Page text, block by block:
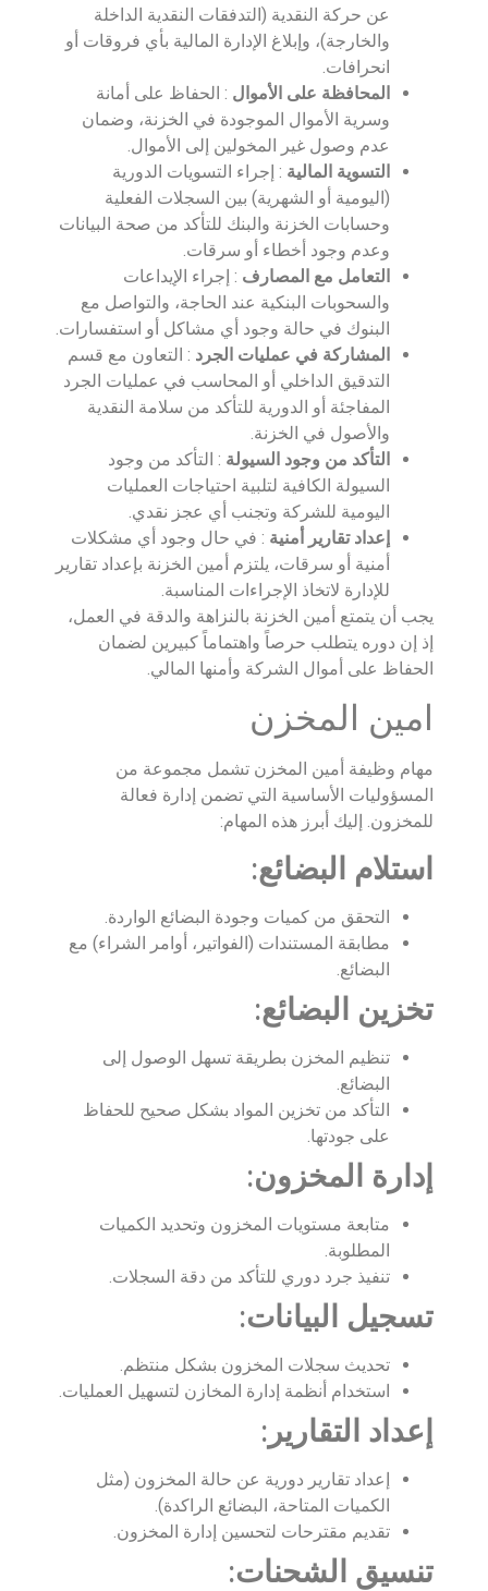
عن حركة النقدية (التدفقات النقدية الداخلة
والخارجة)، وإبلاغ الإدارة المالية بأي فروقات أو
انحرافات.
المحافظة على الأموال : الحفاظ على أمانة
وسرية الأموال الموجودة في الخزنة، وضمان
عدم وصول غير المخولين إلى الأموال.
التسوية المالية : إجراء التسويات الدورية
(اليومية أو الشهرية) بين السجلات الفعلية
وحسابات الخزنة والبنك للتأكد من صحة البيانات
وعدم وجود أخطاء أو سرقات.
التعامل مع المصارف : إجراء الإيداعات
والسحوبات البنكية عند الحاجة، والتواصل مع
البنوك في حالة وجود أي مشاكل أو استفسارات.
المشاركة في عمليات الجرد : التعاون مع قسم
التدقيق الداخلي أو المحاسب في عمليات الجرد
المفاجئة أو الدورية للتأكد من سلامة النقدية
والأصول في الخزنة.
التأكد من وجود السيولة : التأكد من وجود
السيولة الكافية لتلبية احتياجات العمليات
اليومية للشركة وتجنب أي عجز نقدي.
إعداد تقارير أمنية : في حال وجود أي مشكلات
أمنية أو سرقات، يلتزم أمين الخزنة بإعداد تقارير
للإدارة لاتخاذ الإجراءات المناسبة.
يجب أن يتمتع أمين الخزنة بالنزاهة والدقة في العمل،
إذ إن دوره يتطلب حرصاً واهتماماً كبيرين لضمان
الحفاظ على أموال الشركة وأمنها المالي.
امين المخزن
مهام وظيفة أمين المخزن تشمل مجموعة من
المسؤوليات الأساسية التي تضمن إدارة فعالة
للمخزون. إليك أبرز هذه المهام:
استلام البضائع:
التحقق من كميات وجودة البضائع الواردة.
مطابقة المستندات (الفواتير، أوامر الشراء) مع
البضائع.
تخزين البضائع:
تنظيم المخزن بطريقة تسهل الوصول إلى
البضائع.
التأكد من تخزين المواد بشكل صحيح للحفاظ
على جودتها.
إدارة المخزون:
متابعة مستويات المخزون وتحديد الكميات
المطلوبة.
تنفيذ جرد دوري للتأكد من دقة السجلات.
تسجيل البيانات:
تحديث سجلات المخزون بشكل منتظم.
استخدام أنظمة إدارة المخازن لتسهيل العمليات.
إعداد التقارير :
إعداد تقارير دورية عن حالة المخزون (مثل
الكميات المتاحة، البضائع الراكدة).
تقديم مقترحات لتحسين إدارة المخزون.
تنسيق الشحنات: